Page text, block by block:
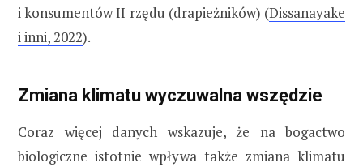
i konsumentów II rzędu (drapieżników) (Dissanayake
i inni, 2022).
Zmiana klimatu wyczuwalna wszędzie
Coraz więcej danych wskazuje, że na bogactwo
biologiczne istotnie wpływa także zmiana klimatu